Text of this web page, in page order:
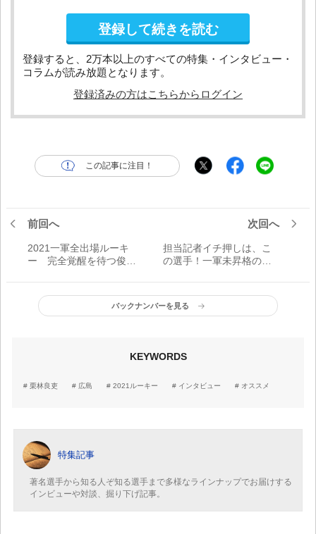
登録して続きを読む
登録すると、2万本以上のすべての特集・インタビュー・
コラムが読み放題となります。
登録済みの方はこちらからログイン
この記事に注目！
前回へ
2021一軍全出場ルーキ
ー 完全覚醒を待つ俊英
次回へ
担当記者イチ押しは、こ
の選手！一軍未昇格の注
材たち【セ・リーグ編】
バックナンバーを見る
KEYWORDS
栗林良吏 広島 2021ルーキー インタビュー オススメ
特集記事
著名選手から知る人ぞ知る選手まで多様なラインナップでお届けする
インビューや対談、掘り下げ記事。